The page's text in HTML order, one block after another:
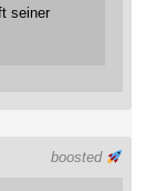
seiner
boosted